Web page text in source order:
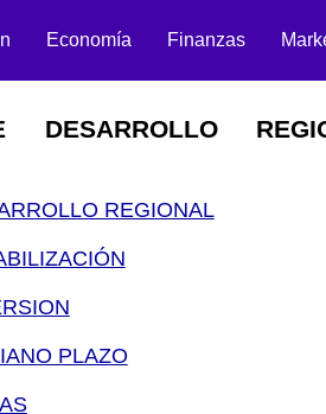
Economía Finanzas
DESARROLLO
REGIONAL
PLAZO